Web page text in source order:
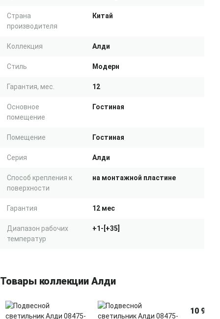
Страна
производителя
Китай
Коллекция Алди
Стиль Модерн
Гарантия, мес. 12
Основное
помещение
Гостиная
Помещение Гостиная
Серия Алди
Способ крепления к
поверхности
на монтажной пластине
Гарантия 12 мес
Диапазон рабочих
температур
+1-[+35]
Товары коллекции Алди
10 900